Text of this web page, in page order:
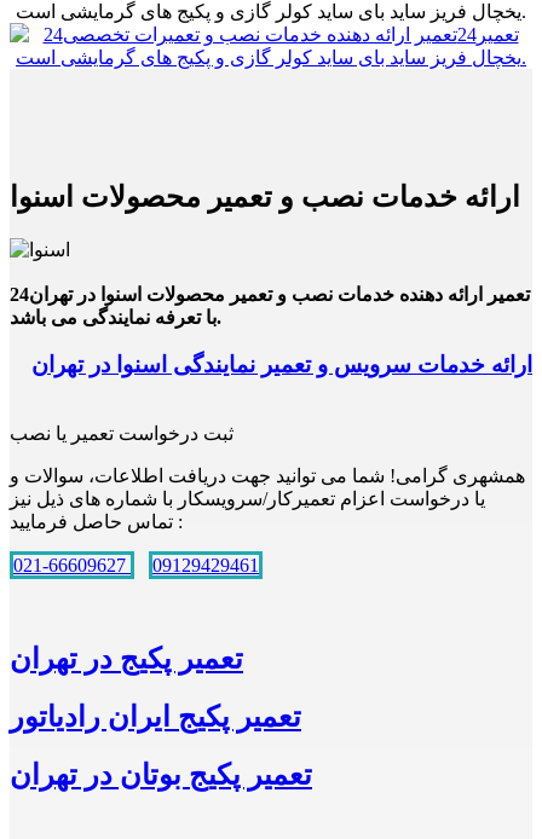
ارائه خدمات نصب و تعمیر محصولات اسنوا
24تعمیر ارائه دهنده خدمات نصب و تعمیر محصولات اسنوا در تهران
با تعرفه نمایندگی می باشد.
ارائه خدمات سرویس و تعمیر نمایندگی اسنوا در تهران
ثبت درخواست تعمیر یا نصب
همشهری گرامی! شما می توانید جهت دریافت اطلاعات، سوالات و
یا درخواست اعزام تعمیرکار/سرویسکار با شماره های ذیل نیز
تماس حاصل فرمایید :
021-66609627 09129429461
تعمیر پکیج در تهران
تعمیر پکیج ایران رادیاتور
تعمیر پکیج بوتان در تهران